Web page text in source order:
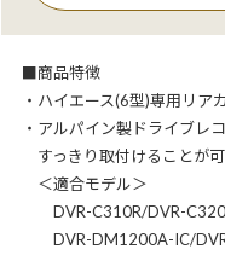
■商品特徴
・ハイエース(6型)専用リア
・アルパイン製ドライブレ
すっきり取付けることが
＜適合モデル＞
DVR-C310R/DVR-
DVR-DM1200A-IC/